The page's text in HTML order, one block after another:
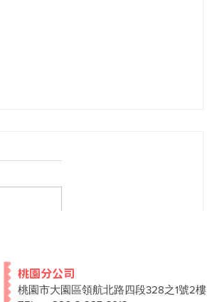
解析訂製流程、應用與規格
桃園分公司
桃園市大園區領航北路四段328之1號2樓